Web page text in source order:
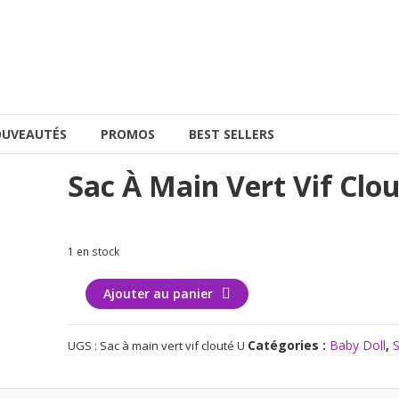
PROMOS BEST SELLERS
Sac À Main Vert Vif
1 en stock
quantité
Sac
à
vert
Ajouter au panier
UGS : Sac à main vert vif clouté U Catégories : Baby Doll,